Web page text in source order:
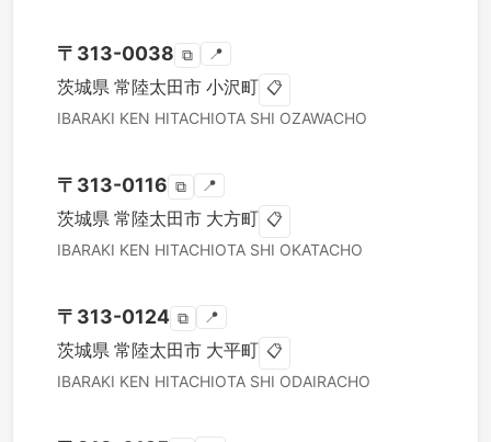
〒 313-0038 ⧉ 📍
茨城県 常陸太田市 小沢町 📋
IBARAKI KEN HITACHIOTA SHI OZAWACHO
〒 313-0116 ⧉ 📍
茨城県 常陸太田市 大方町 📋
IBARAKI KEN HITACHIOTA SHI OKATACHO
〒 313-0124 ⧉ 📍
茨城県 常陸太田市 大平町 📋
IBARAKI KEN HITACHIOTA SHI ODAIRACHO